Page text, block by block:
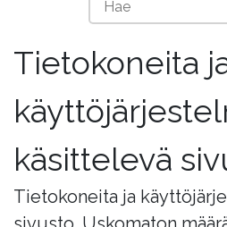
Tietokoneita
käsittelevä
Tietokoneita ja